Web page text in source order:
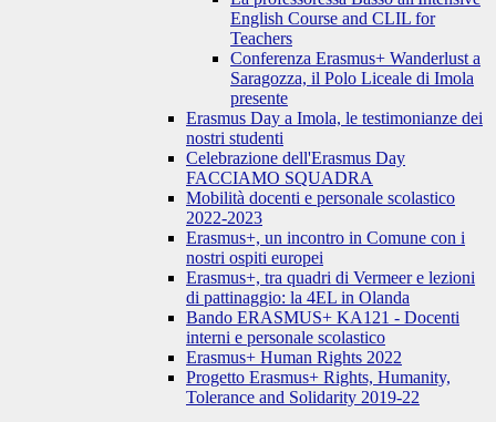
English Course and CLIL for
Teachers
Conferenza Erasmus+ Wanderlust a
Saragozza, il Polo Liceale di Imola
presente
Erasmus Day a Imola, le testimonianze dei
nostri studenti
Celebrazione dell'Erasmus Day
FACCIAMO SQUADRA
Mobilità docenti e personale scolastico
2022-2023
Erasmus+, un incontro in Comune con i
nostri ospiti europei
Erasmus+, tra quadri di Vermeer e lezioni
di pattinaggio: la 4EL in Olanda
Bando ERASMUS+ KA121 - Docenti
interni e personale scolastico
Erasmus+ Human Rights 2022
Progetto Erasmus+ Rights, Humanity,
Tolerance and Solidarity 2019-22